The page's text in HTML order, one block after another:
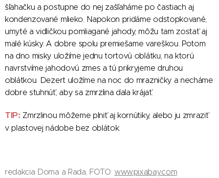
šľahačku a postupne do nej zašľaháme po častiach aj
kondenzované mlieko. Napokon pridáme odstopkované,
umyté a vidličkou pomliagané jahody, môžu tam zostať aj
malé kúsky. A dobre spolu premiešame vareškou. Potom
na dno misky uložíme jednu tortovú oblátku, na ktorú
navrstvíme jahodovú zmes a tú prikryjeme druhou
oblátkou. Dezert uložíme na noc do mrazničky a necháme
dobre stuhnúť, aby sa zmrzlina dala krájať.
TIP: Zmrzlinou môžeme plniť aj kornútiky, alebo ju zmraziť
v plastovej nádobe bez oblátok.
redakcia Doma a Rada, FOTO:www.pixabay.com